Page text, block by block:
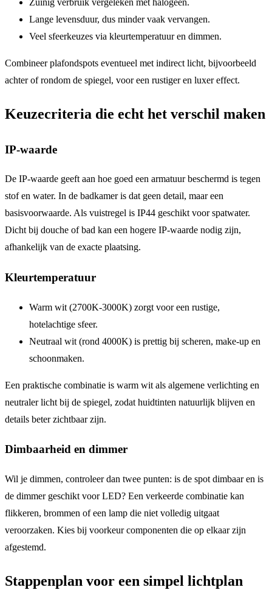
Lange levensduur, dus minder vaak vervangen.
Veel sfeerkeuzes via kleurtemperatuur en dimmen.
Combineer plafondspots eventueel met indirect licht, bijvoorbeeld
achter of rondom de spiegel, voor een rustiger en luxer effect.
Keuzecriteria die echt het verschil maken
IP-waarde
De IP-waarde geeft aan hoe goed een armatuur beschermd is tegen
stof en water. In de badkamer is dat geen detail, maar een
basisvoorwaarde. Als vuistregel is IP44 geschikt voor spatwater.
Dicht bij douche of bad kan een hogere IP-waarde nodig zijn,
afhankelijk van de exacte plaatsing.
Kleurtemperatuur
Warm wit (2700K-3000K) zorgt voor een rustige,
hotelachtige sfeer.
Neutraal wit (rond 4000K) is prettig bij scheren, make-up en
schoonmaken.
Een praktische combinatie is warm wit als algemene verlichting en
neutraler licht bij de spiegel, zodat huidtinten natuurlijk blijven en
details beter zichtbaar zijn.
Dimbaarheid en dimmer
Wil je dimmen, controleer dan twee punten: is de spot dimbaar en is
de dimmer geschikt voor LED? Een verkeerde combinatie kan
flikkeren, brommen of een lamp die niet volledig uitgaat
veroorzaken. Kies bij voorkeur componenten die op elkaar zijn
afgestemd.
Stappenplan voor een simpel lichtplan